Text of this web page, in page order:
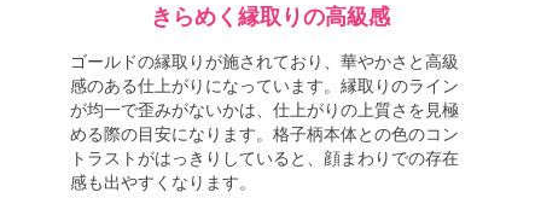
きらめく縁取りの高級感
ゴールドの縁取りが施されており、華やかさと高級
感のある仕上がりになっています。縁取りのライン
が均一で歪みがないかは、仕上がりの上質さを見極
める際の目安になります。格子柄本体との色のコン
トラストがはっきりしていると、顔まわりでの存在
感も出やすくなります。